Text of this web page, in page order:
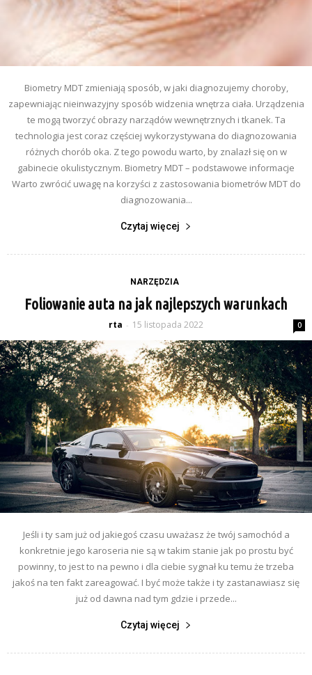
Biometry MDT zmieniają sposób, w jaki diagnozujemy choroby,
zapewniając nieinwazyjny sposób widzenia wnętrza ciała. Urządzenia
te mogą tworzyć obrazy narządów wewnętrznych i tkanek. Ta
technologia jest coraz częściej wykorzystywana do diagnozowania
różnych chorób oka. Z tego powodu warto, by znalazł się on w
gabinecie okulistycznym. Biometry MDT – podstawowe informacje
Warto zwrócić uwagę na korzyści z zastosowania biometrów MDT do
diagnozowania...
Czytaj więcej
NARZĘDZIA
Foliowanie auta na jak najlepszych warunkach
rta - 15 listopada 2022 0
Jeśli i ty sam już od jakiegoś czasu uważasz że twój samochód a
konkretnie jego karoseria nie są w takim stanie jak po prostu być
powinny, to jest to na pewno i dla ciebie sygnał ku temu że trzeba
jakoś na ten fakt zareagować. I być może także i ty zastanawiasz się
już od dawna nad tym gdzie i przede...
Czytaj więcej